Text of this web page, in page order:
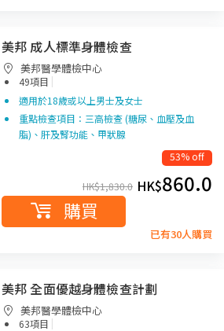
美邦 成人標準身體檢查
美邦醫學體檢中心
49項目 |
適用於18歲或以上男士及女士
重點檢查項目：三高檢查 (糖尿、血壓及血
脂)、肝及腎功能、甲狀腺
53% off
HK$1,830.0 HK$860.0
購買
已有30人購買
美邦 全面優越身體檢查計劃
美邦醫學體檢中心
63項目 |